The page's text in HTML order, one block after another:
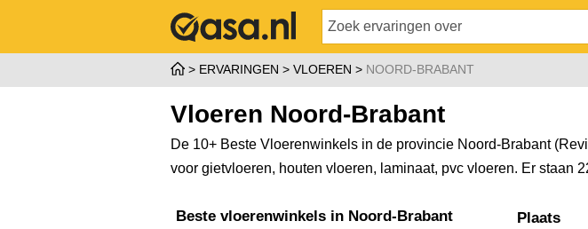
ERVARINGEN VLOEREN NOORD-BRABANT
Vloeren Noord-Brabant
De 10+ Beste Vloerenwinkels in de provincie Noord-Brabant
voor gietvloeren, houten vloeren, laminaat, pvc vloeren. Er staan
Beste vloerenwinkels in Noord-Brabant Plaats